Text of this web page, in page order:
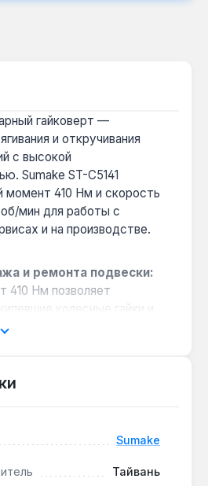
гайковерт —
и откручивания
с высокой
Sumake ST-C5141
момент 410 Нм и скорость
мин для работы с
и на производстве.
и ремонта подвески:
410 Нм позволяет
колесные гайки и
без предварительного
125 мм и вес 1.25 кг
оснасткой 1/2":
головок и удлинителей,
Sumake
Тайвань